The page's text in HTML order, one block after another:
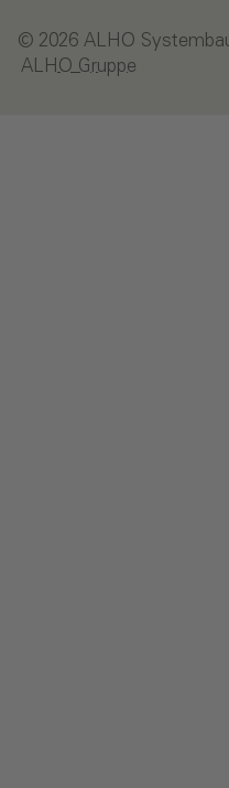
© 2026 ALHO
ALHO Gruppe